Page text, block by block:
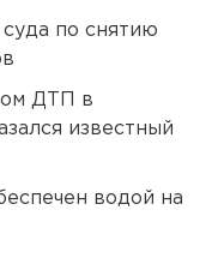
суда по снятию
ДТП в
известный
водой на